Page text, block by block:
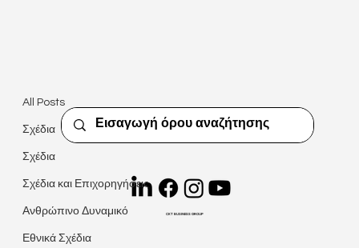
CKT BUSINESS GROUP
All Posts
Σχέδια
Σχέδια
Σχέδια και Επιχορηγήσεις
Ανθρώπινο Δυναμικό
Εθνικά Σχέδια
Δελτίο Τύπου: Ενδιάμεση ενημέρωση
για το έργο D'Driven Erasmus+
Το έργο Erasmus+ D'Driven στα μισά της